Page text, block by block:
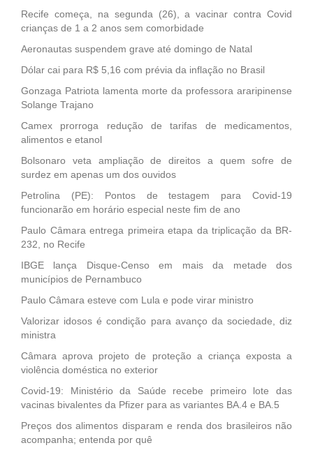
Recife começa, na segunda (26), a vacinar contra Covid
crianças de 1 a 2 anos sem comorbidade
Aeronautas suspendem grave até domingo de Natal
Dólar cai para R$ 5,16 com prévia da inflação no Brasil
Gonzaga Patriota lamenta morte da professora araripinense
Solange Trajano
Camex prorroga redução de tarifas de medicamentos,
alimentos e etanol
Bolsonaro veta ampliação de direitos a quem sofre de
surdez em apenas um dos ouvidos
Petrolina (PE): Pontos de testagem para Covid-19
funcionarão em horário especial neste fim de ano
Paulo Câmara entrega primeira etapa da triplicação da BR-
232, no Recife
IBGE lança Disque-Censo em mais da metade dos
municípios de Pernambuco
Paulo Câmara esteve com Lula e pode virar ministro
Valorizar idosos é condição para avanço da sociedade, diz
ministra
Câmara aprova projeto de proteção a criança exposta a
violência doméstica no exterior
Covid-19: Ministério da Saúde recebe primeiro lote das
vacinas bivalentes da Pfizer para as variantes BA.4 e BA.5
Preços dos alimentos disparam e renda dos brasileiros não
acompanha; entenda por quê